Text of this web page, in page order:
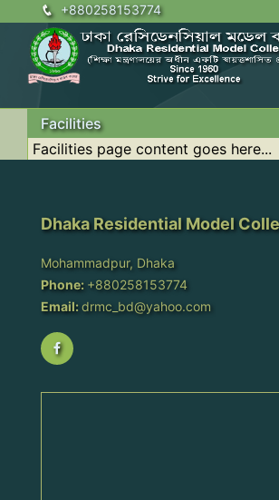
+880258153774
Facilities
Facilities page content goes here...
Dhaka Residential Model
Mohammadpur, Dhaka
Phone: +880258153774
Email: drmc_bd@yahoo.com